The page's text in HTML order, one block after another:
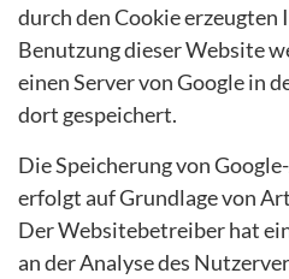
durch den Cookie
Benutzung dieser Website
einen Server von Google in
dort gespeichert.
Die Speicherung von
erfolgt auf Grundlage von
Der Websitebetreiber hat
an der Analyse des